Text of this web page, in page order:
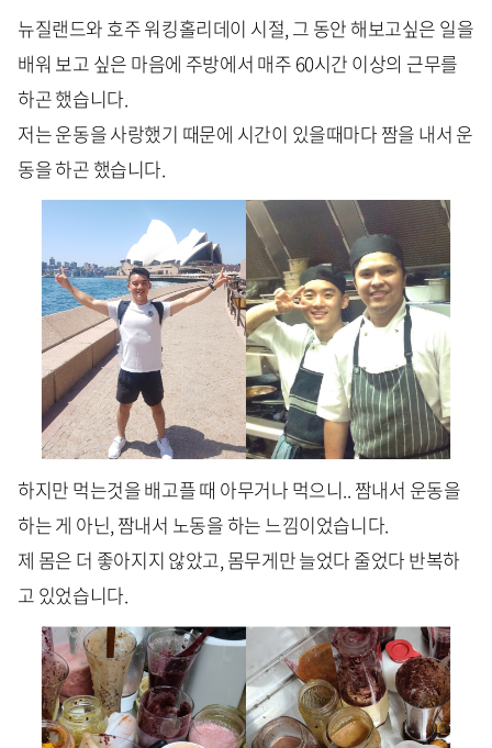
뉴질랜드와 호주 워킹홀리데이 시절, 그 동안 해보고싶은 일을
배워 보고 싶은 마음에 주방에서 매주 60시간 이상의 근무를
하곤 했습니다.
저는 운동을 사랑했기 때문에 시간이 있을때마다 짬을 내서 운
동을 하곤 했습니다.
하지만 먹는것을 배고플 때 아무거나 먹으니.. 짬내서 운동을
하는 게 아닌, 짬내서 노동을 하는 느낌이었습니다.
제 몸은 더 좋아지지 않았고, 몸무게만 늘었다 줄었다 반복하
고 있었습니다.